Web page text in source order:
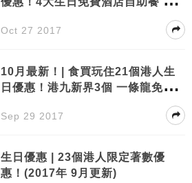
Oct 27 2017
10月最新！| 食買玩住21個港人生
日優惠！港九新界3個 一條龍免費
Sep 29 2017
生日優惠 | 23個港人限定著數優
惠！(2017年 9月更新)